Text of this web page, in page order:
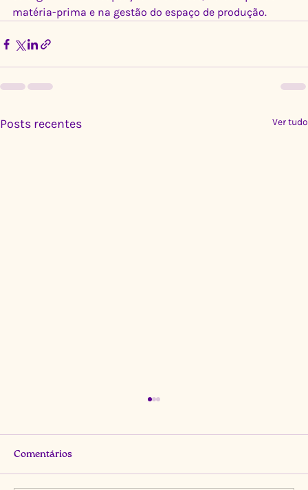
matéria-prima e na gestão do espaço de produção.
Posts recentes Ver tudo
Comentários